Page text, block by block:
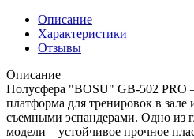
Описание
Характеристики
Отзывы
Описание
Полусфера "BOSU" GB-502 PRO
платформа для тренировок в
съемными эспандерами. Одно из
модели – устойчивое прочное